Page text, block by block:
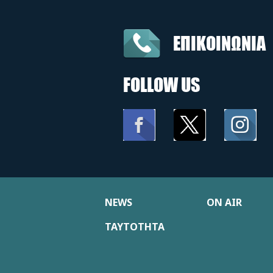
ΕΠΙΚΟΙΝΩΝΙΑ
FOLLOW US
NEWS ON AIR
ΤΑΥΤΟΤΗΤΑ